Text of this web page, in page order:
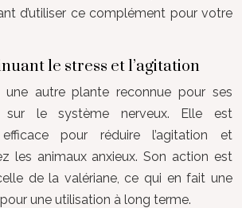
d’utiliser ce complément pour votre
le stress et l’agitation
autre plante reconnue pour ses
sur le système nerveux. Elle est
efficace pour réduire l’agitation et
les animaux anxieux. Son action est
de la valériane, ce qui en fait une
une utilisation à long terme.